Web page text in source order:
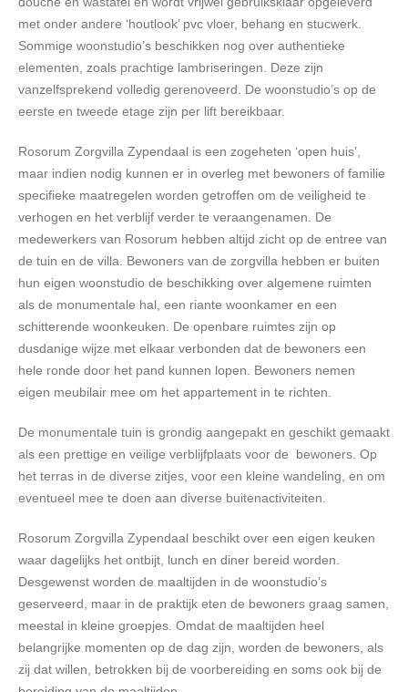
met onder andere ‘houtlook’ pvc vloer, behang en stucwerk.
Sommige woonstudio’s beschikken nog over authentieke
elementen, zoals prachtige lambriseringen. Deze zijn
vanzelfsprekend volledig gerenoveerd. De woonstudio’s op de
eerste en tweede etage zijn per lift bereikbaar.
Rosorum Zorgvilla Zypendaal is een zogeheten ‘open huis’,
maar indien nodig kunnen er in overleg met bewoners of familie
specifieke maatregelen worden getroffen om de veiligheid te
verhogen en het verblijf verder te veraangenamen. De
medewerkers van Rosorum hebben altijd zicht op de entree van
de tuin en de villa. Bewoners van de zorgvilla hebben er buiten
hun eigen woonstudio de beschikking over algemene ruimten
als de monumentale hal, een riante woonkamer en een
schitterende woonkeuken. De openbare ruimtes zijn op
dusdanige wijze met elkaar verbonden dat de bewoners een
hele ronde door het pand kunnen lopen. Bewoners nemen
eigen meubilair mee om het appartement in te richten.
De monumentale tuin is grondig aangepakt en geschikt gemaakt
als een prettige en veilige verblijfplaats voor de bewoners. Op
het terras in de diverse zitjes, voor een kleine wandeling, en om
eventueel mee te doen aan diverse buitenactiviteiten.
Rosorum Zorgvilla Zypendaal beschikt over een eigen keuken
waar dagelijks het ontbijt, lunch en diner bereid worden.
Desgewenst worden de maaltijden in de woonstudio’s
geserveerd, maar in de praktijk eten de bewoners graag samen,
meestal in kleine groepjes. Omdat de maaltijden heel
belangrijke momenten op de dag zijn, worden de bewoners, als
zij dat willen, betrokken bij de voorbereiding en soms ook bij de